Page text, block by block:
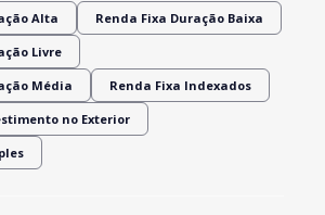
Alta Renda Fixa Duração Baixa
Livre
Média Renda Fixa Indexados
no Exterior